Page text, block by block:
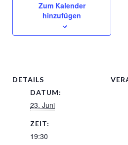
Zum Kalender
hinzufügen
DETAILS
DATUM:
23. Juni
ZEIT:
19:30